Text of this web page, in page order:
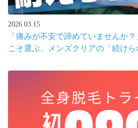
2026.03.15
「痛みが不安で諦めていませんか
こそ選ぶ、メンズクリアの「続け